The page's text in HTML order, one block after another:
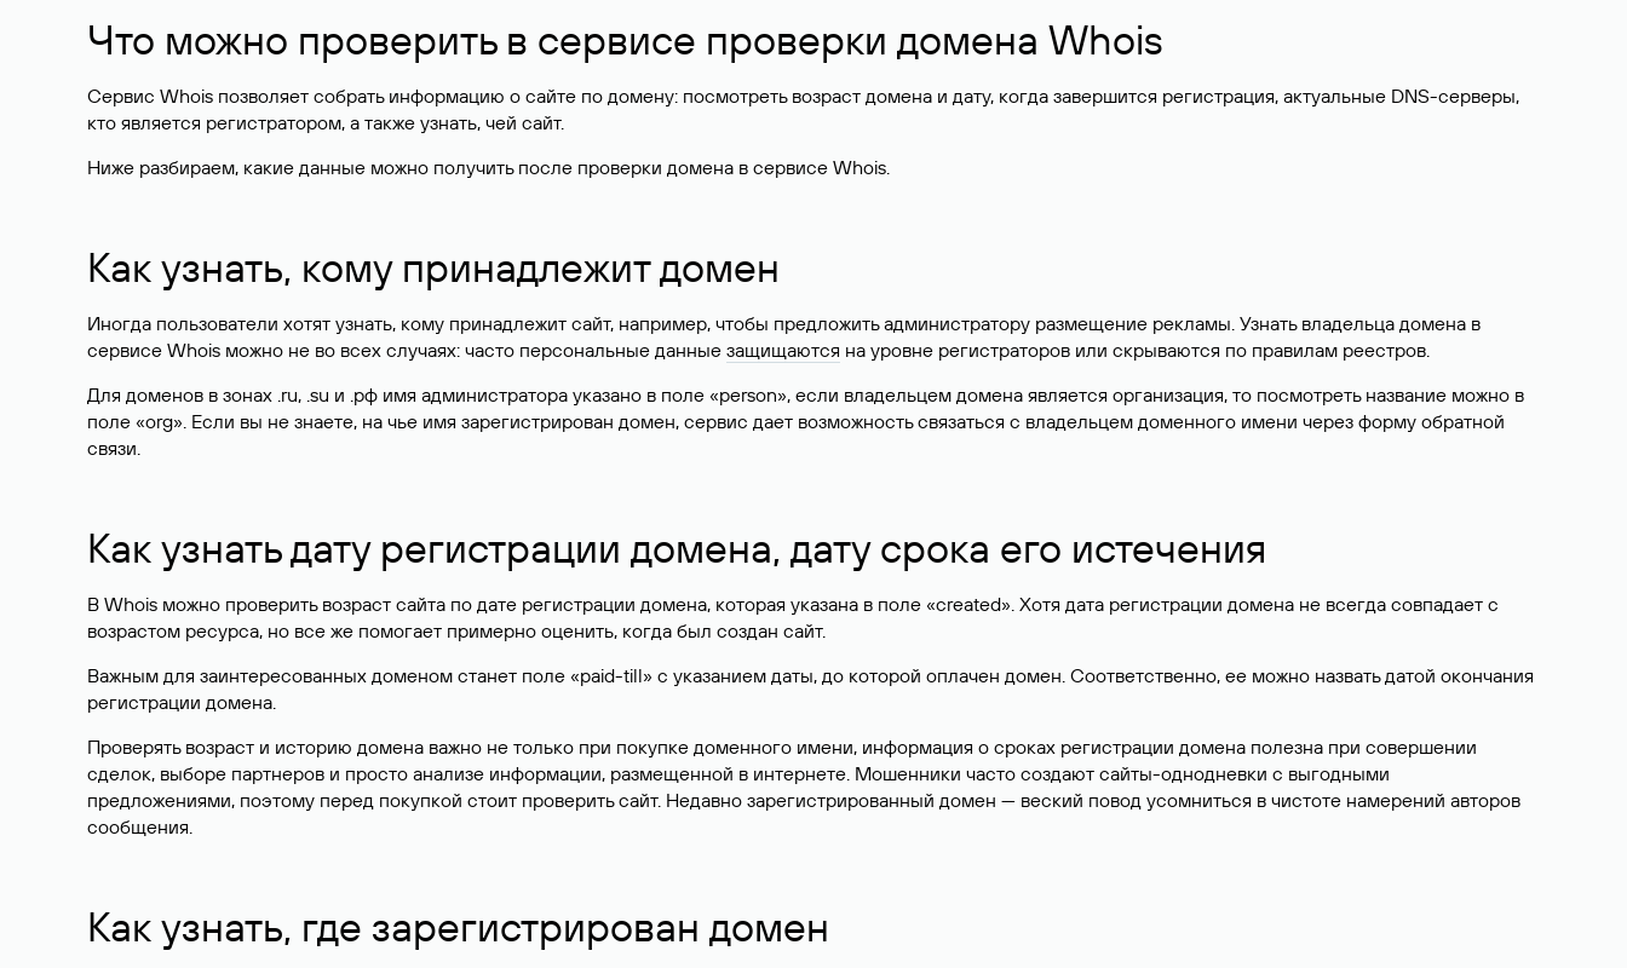
Что можно проверить в сервисе проверки домена Whois
Сервис Whois позволяет собрать информацию о сайте по домену: посмотреть возраст домена и дату, когда завершится регистрация, актуальные DNS-серверы,
кто является регистратором, а также узнать, чей сайт.
Ниже разбираем, какие данные можно получить после проверки домена в сервисе Whois.
Как узнать, кому принадлежит домен
Иногда пользователи хотят узнать, кому принадлежит сайт, например, чтобы предложить администратору размещение рекламы. Узнать владельца домена в
сервисе Whois можно не во всех случаях: часто персональные данные защищаются на уровне регистраторов или скрываются по правилам реестров.
Для доменов в зонах .ru, .su и .рф имя администратора указано в поле «person», если владельцем домена является организация, то посмотреть название можно в
поле «org». Если вы не знаете, на чье имя зарегистрирован домен, сервис дает возможность связаться с владельцем доменного имени через форму обратной
связи.
Как узнать дату регистрации домена, дату срока его истечения
В Whois можно проверить возраст сайта по дате регистрации домена, которая указана в поле «created». Хотя дата регистрации домена не всегда совпадает с
возрастом ресурса, но все же помогает примерно оценить, когда был создан сайт.
Важным для заинтересованных доменом станет поле «paid-till» с указанием даты, до которой оплачен домен. Соответственно, ее можно назвать датой окончания
регистрации домена.
Проверять возраст и историю домена важно не только при покупке доменного имени, информация о сроках регистрации домена полезна при совершении
сделок, выборе партнеров и просто анализе информации, размещенной в интернете. Мошенники часто создают сайты-однодневки с выгодными
предложениями, поэтому перед покупкой стоит проверить сайт. Недавно зарегистрированный домен — веский повод усомниться в чистоте намерений авторов
сообщения.
Как узнать, где зарегистрирован домен